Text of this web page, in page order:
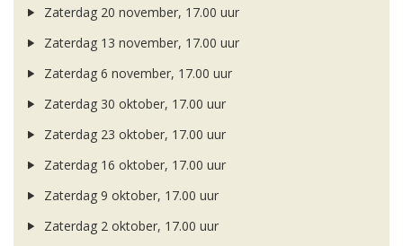
Zaterdag 20 november, 17.00 uur
Zaterdag 13 november, 17.00 uur
Zaterdag 6 november, 17.00 uur
Zaterdag 30 oktober, 17.00 uur
Zaterdag 23 oktober, 17.00 uur
Zaterdag 16 oktober, 17.00 uur
Zaterdag 9 oktober, 17.00 uur
Zaterdag 2 oktober, 17.00 uur